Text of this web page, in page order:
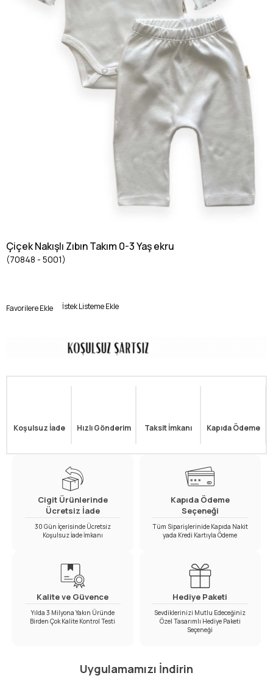
Çiçek Nakışlı Zıbın Takım 0-3 Yaş ekru
(70848 - 5001)
Favorilere Ekle İstek Listeme Ekle
Koşulsuz İade Hızlı Gönderim Taksit İmkanı Kapıda Ödeme
Cigit Ürünlerinde
Ücretsiz İade
30 Gün İçerisinde Ücretsiz
Koşulsuz İade İmkanı
Kapıda Ödeme
Seçeneği
Tüm Siparişlerinide Kapıda Nakit
yada Kredi Kartıyla Ödeme
Kalite ve Güvence
Yılda 3 Milyona Yakın Üründe
Birden Çok Kalite Kontrol Testi
Hediye Paketi
Sevdiklerinizi Mutlu Edeceğiniz
Özel Tasarımlı Hediye Paketi
Seçeneği
Uygulamamızı İndirin